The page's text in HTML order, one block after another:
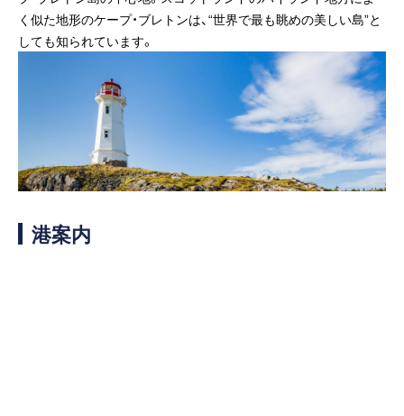
キャンペーン・特集
クルーズの楽しみ方
船内へようこそ
客船のご案内
く似た地形のケープ・ブレトンは、“世界で最も眺めの美しい島”と
しても知られています。
港案内